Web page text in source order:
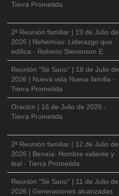
Tierra Prometida
2ª Reunión familiar | 19 de Julio de
2026 | Nehemías: Liderazgo que
edifica - Roberto Stevenson E.
Reunión "Sé Sano" | 18 de Julio de
2026 | Nueva vida Nueva familia -
Tierra Prometida
Oración | 16 de Julio de 2026 -
Tierra Prometida
2ª Reunión familiar | 12 de Julio de
2026 | Benaía: Hombre valiente y
leal - Tierra Prometida
Reunión "Sé Sano" | 11 de Julio de
2026 | Generaciones alcanzadas